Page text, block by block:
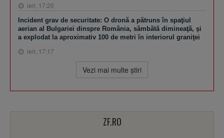
ieri, 17:20
Incident grav de securitate: O dronă a pătruns în spaţiul
aerian al Bulgariei dinspre România, sâmbătă dimineaţă, şi
a explodat la aproximativ 100 de metri în interiorul graniţei
ieri, 17:17
Vezi mai multe ştiri
ZF.RO